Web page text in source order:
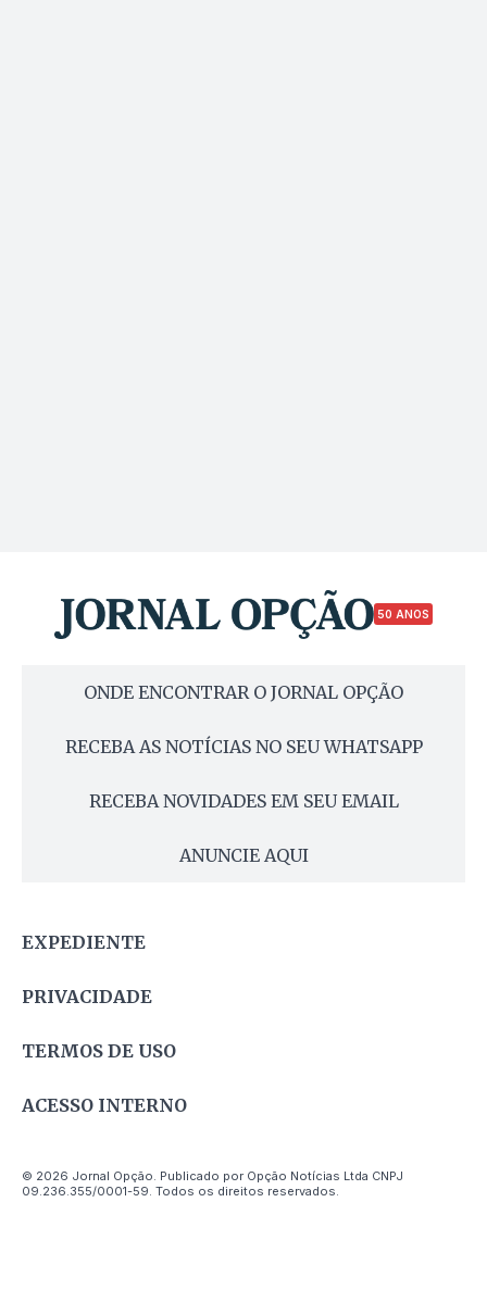
50 ANOS
ONDE ENCONTRAR O JORNAL OPÇÃO
RECEBA AS NOTÍCIAS NO SEU WHATSAPP
RECEBA NOVIDADES EM SEU EMAIL
ANUNCIE AQUI
EXPEDIENTE
PRIVACIDADE
TERMOS DE USO
ACESSO INTERNO
© 2026 Jornal Opção. Publicado por Opção Notícias Ltda CNPJ
09.236.355/0001-59. Todos os direitos reservados.